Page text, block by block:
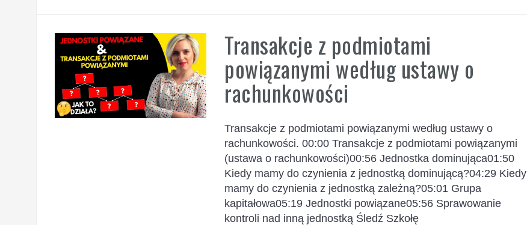
Transakcje z podmiotami
powiązanymi według ustawy o
rachunkowości
Transakcje z podmiotami powiązanymi według ustawy o
rachunkowości. 00:00 Transakcje z podmiotami powiązanymi
(ustawa o rachunkowości)00:56 Jednostka dominująca01:50
Kiedy mamy do czynienia z jednostką dominującą?04:29 Kiedy
mamy do czynienia z jednostką zależną?05:01 Grupa
kapitałowa05:19 Jednostki powiązane05:56 Sprawowanie
kontroli nad inną jednostką Śledź Szkołę